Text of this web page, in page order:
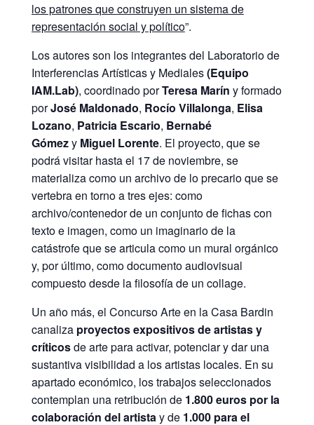
los patrones que construyen un sistema de
representación social y político”.
Los autores son los integrantes del Laboratorio de
Interferencias Artísticas y Mediales(Equipo
IAM.Lab), coordinado porTeresa Marín y formado
porJosé Maldonado, Rocío Villalonga, Elisa
Lozano, Patricia Escario, Bernabé
Gómezy Miguel Lorente. El proyecto, que se
podrá visitar hasta el 17 de noviembre, se
materializa como un archivo de lo precario que se
vertebra en torno a tres ejes: como
archivo/contenedor de un conjunto de fichas con
texto e imagen, como un imaginario de la
catástrofe que se articula como un mural orgánico
y, por último, como documento audiovisual
compuesto desde la filosofía de un collage.
Un año más, el Concurso Arte en la Casa Bardin
canaliza proyectos expositivos de artistas y
críticosde arte para activar, potenciar y dar una
sustantiva visibilidad a los artistas locales. En su
apartado económico, los trabajos seleccionados
contemplan una retribución de 1.800 euros por la
colaboración del artistay de 1.000 para el